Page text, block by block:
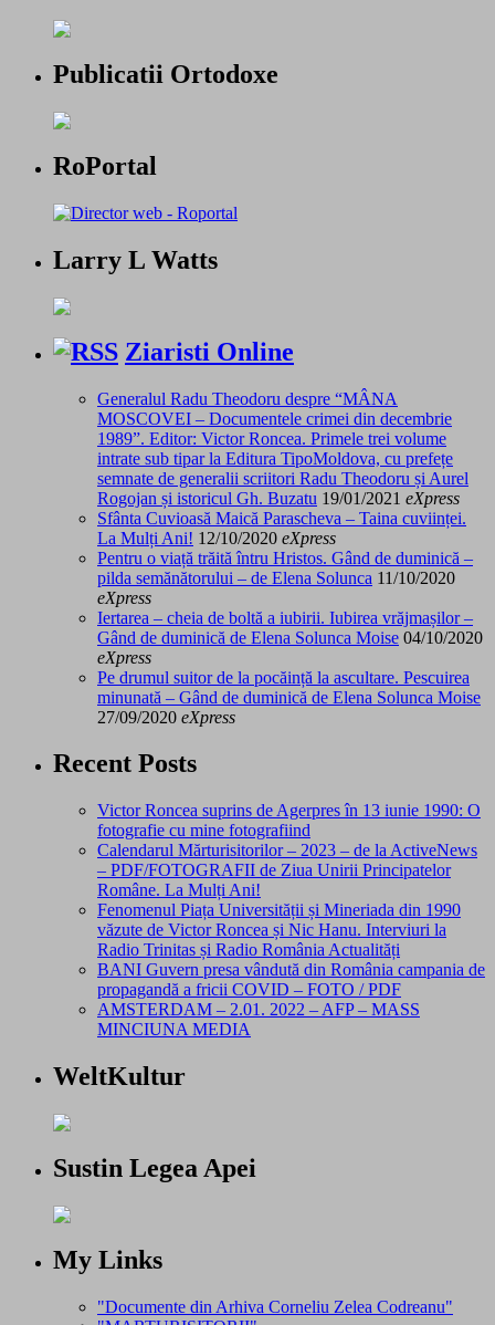
Publicatii Ortodoxe
RoPortal
Larry L Watts
Ziaristi Online
Generalul Radu Theodoru despre “MÂNA
MOSCOVEI – Documentele crimei din decembrie
1989”. Editor: Victor Roncea. Primele trei volume
intrate sub tipar la Editura TipoMoldova, cu prefețe
semnate de generalii scriitori Radu Theodoru și Aurel
Rogojan și istoricul Gh. Buzatu 19/01/2021 eXpress
Sfânta Cuvioasă Maică Parascheva – Taina cuviinței.
La Mulți Ani! 12/10/2020 eXpress
Pentru o viață trăită întru Hristos. Gând de duminică –
pilda semănătorului – de Elena Solunca 11/10/2020
eXpress
Iertarea – cheia de boltă a iubirii. Iubirea vrăjmașilor –
Gând de duminică de Elena Solunca Moise 04/10/2020
eXpress
Pe drumul suitor de la pocăință la ascultare. Pescuirea
minunată – Gând de duminică de Elena Solunca Moise
27/09/2020 eXpress
Recent Posts
Victor Roncea suprins de Agerpres în 13 iunie 1990: O
fotografie cu mine fotografiind
Calendarul Mărturisitorilor – 2023 – de la ActiveNews
– PDF/FOTOGRAFII de Ziua Unirii Principatelor
Române. La Mulți Ani!
Fenomenul Piața Universității și Mineriada din 1990
văzute de Victor Roncea și Nic Hanu. Interviuri la
Radio Trinitas și Radio România Actualități
BANI Guvern presa vândută din România campania de
propagandă a fricii COVID – FOTO / PDF
AMSTERDAM – 2.01. 2022 – AFP – MASS
MINCIUNA MEDIA
WeltKultur
Sustin Legea Apei
My Links
"Documente din Arhiva Corneliu Zelea Codreanu"